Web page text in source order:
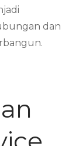
dan